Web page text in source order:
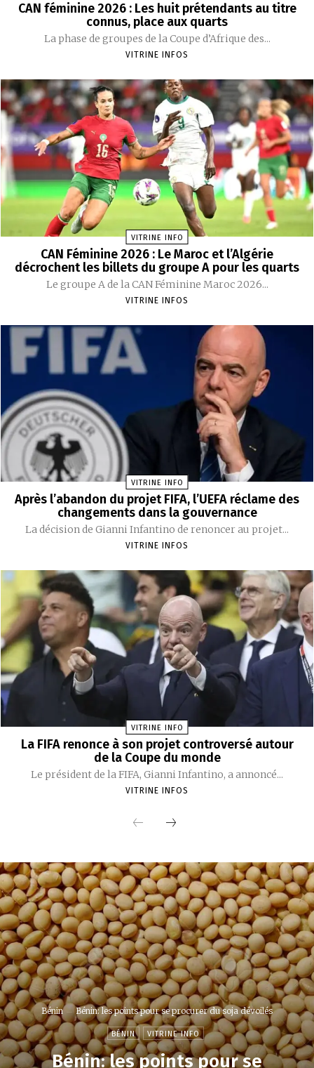
CAN féminine 2026 : Les huit prétendants au titre
connus, place aux quarts
La phase de groupes de la Coupe d’Afrique des...
VITRINE INFOS
VITRINE INFO
CAN Féminine 2026 : Le Maroc et l’Algérie
décrochent les billets du groupe A pour les quarts
Le groupe A de la CAN Féminine Maroc 2026...
VITRINE INFOS
VITRINE INFO
Après l’abandon du projet FIFA, l’UEFA réclame des
changements dans la gouvernance
La décision de Gianni Infantino de renoncer au projet...
VITRINE INFOS
VITRINE INFO
La FIFA renonce à son projet controversé autour
de la Coupe du monde
Le président de la FIFA, Gianni Infantino, a annoncé...
VITRINE INFOS